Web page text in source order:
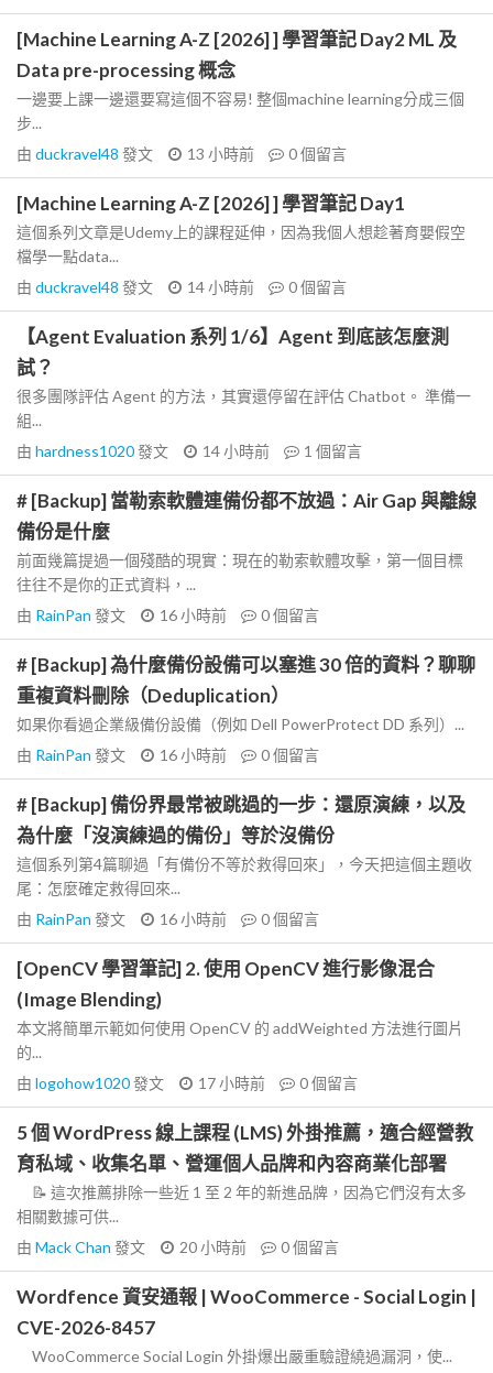
[Machine Learning A-Z [2026] ] 學習筆記 Day2 ML 及
Data pre-processing 概念
一邊要上課一邊還要寫這個不容易! 整個machine learning分成三個
步...
由 duckravel48 發文 13 小時前 0個留言
[Machine Learning A-Z [2026] ] 學習筆記 Day1
這個系列文章是Udemy上的課程延伸，因為我個人想趁著育嬰假空
檔學一點data...
由 duckravel48 發文 14 小時前 0個留言
【Agent Evaluation 系列 1/6】Agent 到底該怎麼測
試？
很多團隊評估 Agent 的方法，其實還停留在評估 Chatbot。 準備一
組...
由 hardness1020發文 14 小時前 1 個留言
# [Backup] 當勒索軟體連備份都不放過：Air Gap 與離線
備份是什麼
前面幾篇提過一個殘酷的現實：現在的勒索軟體攻擊，第一個目標
往往不是你的正式資料，...
由 RainPan 發文 16 小時前 0個留言
# [Backup] 為什麼備份設備可以塞進 30 倍的資料？聊聊
重複資料刪除（Deduplication）
如果你看過企業級備份設備（例如 Dell PowerProtect DD 系列）...
由 RainPan 發文 16 小時前 0個留言
# [Backup] 備份界最常被跳過的一步：還原演練，以及
為什麼「沒演練過的備份」等於沒備份
這個系列第4篇聊過「有備份不等於救得回來」，今天把這個主題收
尾：怎麼確定救得回來...
由 RainPan 發文 16 小時前 0個留言
[OpenCV 學習筆記] 2. 使用 OpenCV 進行影像混合
(Image Blending)
本文將簡單示範如何使用 OpenCV 的 addWeighted 方法進行圖片
的...
由 logohow1020發文 17 小時前 0個留言
5 個 WordPress 線上課程 (LMS) 外掛推薦，適合經營教
育私域、收集名單、營運個人品牌和內容商業化部署
📝 這次推薦排除一些近 1 至 2 年的新進品牌，因為它們沒有太多
相關數據可供...
由 Mack Chan 發文 20 小時前 0個留言
Wordfence 資安通報 | WooCommerce - Social Login |
CVE-2026-8457
WooCommerce Social Login 外掛爆出嚴重驗證繞過漏洞，使...